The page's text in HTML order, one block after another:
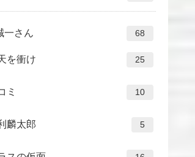
一さん 68
を衝け 25
ミ 10
麟太郎 5